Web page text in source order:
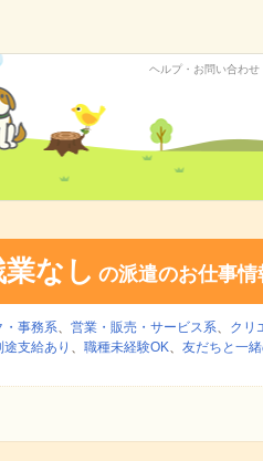
ヘルプ・お問い合わせ
なし の派遣のお仕事情
・事務系、 営業・販売・サービス系、 クリ
支給あり 、 職種未経験OK、 友だちと一